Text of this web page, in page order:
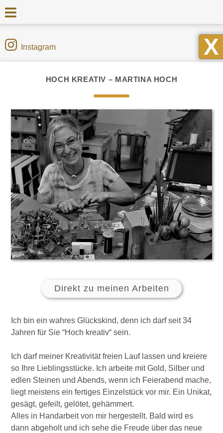
Instagram X
HOCH KREATIV – MARTINA HOCH
Direkt zu meinen Arbeiten
Ich bin ein wahres Glückskind, denn ich darf seit 34
Jahren für Sie “Hoch kreativ“ sein.
Ich darf meiner Kreativität freien Lauf lassen und kreiere
so Ihre Lieblingsstücke. Ich arbeite mit Gold, Silber und
edlen Steinen und Abends, wenn ich Feierabend mache,
liegt meistens ein fertiges Einzelstück vor mir. Ein Unikat,
gesägt, gefeilt, gelötet, gehämmert.
Alles in Handarbeit von mir hergestellt. Bald wird es
dann abgeholt und ich sehe die Freude über das neue